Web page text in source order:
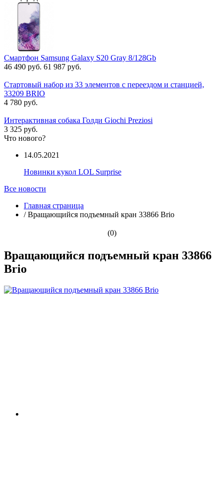
Смартфон Samsung Galaxy S20 Gray 8/128Gb
46 490 руб. 61 987 руб.
Стартовый набор из 33 элементов с переездом и станцией,
33209 BRIO
4 780 руб.
Интерактивная собака Голди Giochi Preziosi
3 325 руб.
Что нового?
14.05.2021
Новинки кукол LOL Surprise
Все новости
Главная страница
/Вращающийся подъемный кран 33866 Brio
(0)
Вращающийся подъемный кран 33866
Brio